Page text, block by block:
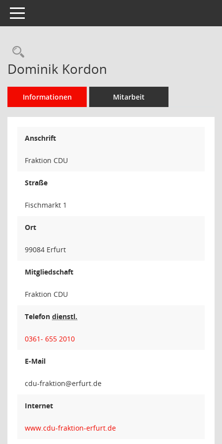
Toggle navigation
Rechercheauswahl
Dominik Kordon
Informationen Mitarbeit
Anschrift
Fraktion CDU
Straße
Fischmarkt 1
Ort
99084 Erfurt
Mitgliedschaft
Fraktion CDU
Telefon dienstl.
0361- 655 2010
E-Mail
noitka
Internet
www.cdu-fraktion-erfurt.de